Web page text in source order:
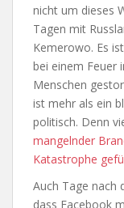
nicht um dieses
Tagen mit
Kemerowo. Es
bei einem Feuer
Menschen
ist mehr als ein
politisch. Denn
mangelnder
Katastrophe
Auch Tage nach
dass Facebook